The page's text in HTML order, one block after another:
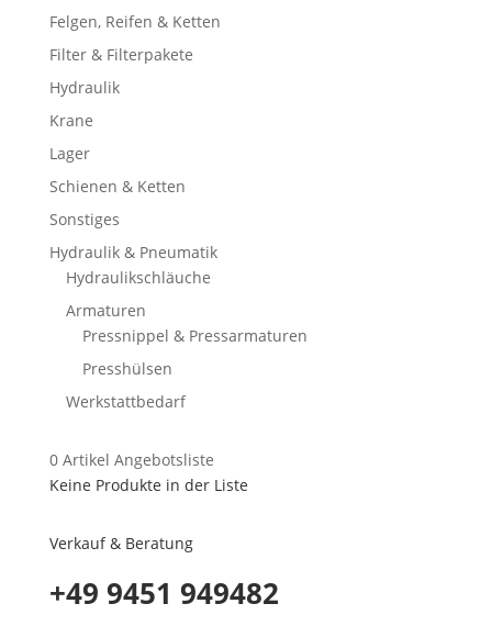
Felgen, Reifen & Ketten
Filter & Filterpakete
Hydraulik
Krane
Lager
Schienen & Ketten
Sonstiges
Hydraulik & Pneumatik
Hydraulikschläuche
Armaturen
Pressnippel & Pressarmaturen
Presshülsen
Werkstattbedarf
0Artikel Angebotsliste
Keine Produkte in der Liste
Verkauf & Beratung
+49 9451 949482